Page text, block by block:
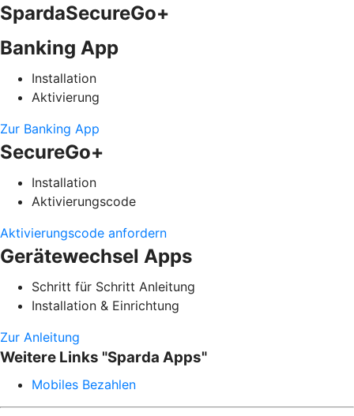
SpardaSecureGo+
Banking App
Installation
Aktivierung
Zur Banking App
SecureGo+
Installation
Aktivierungscode
Aktivierungscode anfordern
Gerätewechsel Apps
Schritt für Schritt Anleitung
Installation & Einrichtung
Zur Anleitung
Weitere Links "Sparda Apps"
Mobiles Bezahlen